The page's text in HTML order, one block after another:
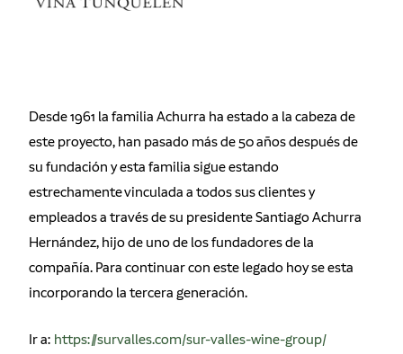
Desde 1961 la familia Achurra ha estado a la cabeza de
este proyecto, han pasado más de 50 años después de
su fundación y esta familia sigue estando
estrechamente vinculada a todos sus clientes y
empleados a través de su presidente Santiago Achurra
Hernández, hijo de uno de los fundadores de la
compañía. Para continuar con este legado hoy se esta
incorporando la tercera generación.
Ir a: https://survalles.com/sur-valles-wine-group/